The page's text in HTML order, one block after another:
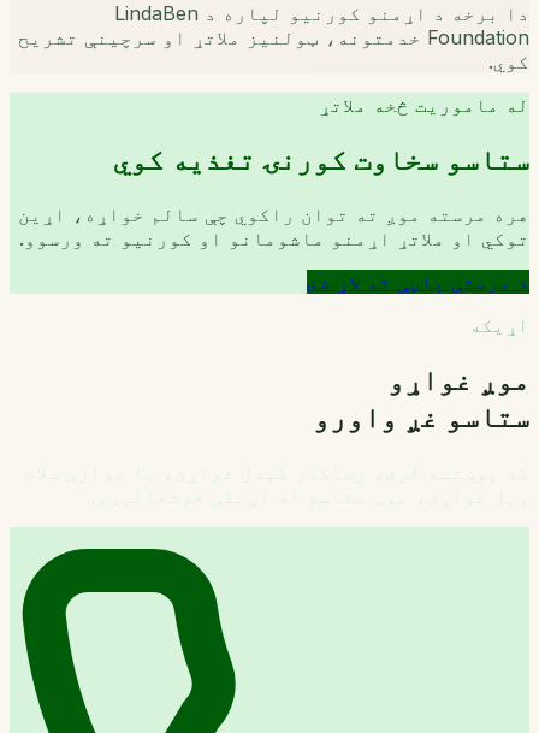
دا برخه د اړمنو کورنیو لپاره د LindaBen
Foundation خدمتونه، ټولنیز ملاتړ او سرچینې تشریح
کوي.
له ماموریت څخه ملاتړ
ستاسو سخاوت کورنۍ تغذیه کوي
هره مرسته موږ ته توان راکوي چې سالم خواړه، اړین
توکي او ملاتړ اړمنو ماشومانو او کورنیو ته ورسوو.
د مرستې پاڼې ته لاړ شئ
اړیکه
موږ غواړو
ستاسو غږ واورو
که پوښتنه لرئ، رضاکار کېدل غواړئ، یا یوازې سلام
ویل غواړئ، موږ ستاسو له اړیکې خوشحالېږو.